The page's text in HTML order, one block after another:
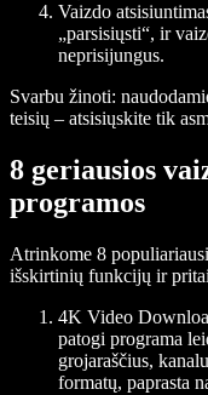
Vaizdo
„parsisiųsti“, ir
neprisijungus.
Svarbu žinoti:
teisių – atsisiųskite tik
8 geriausios
programos
Atrinkome 8
išskirtinių funkcijų ir
4K Video
patogi programa
grojaraščius,
formatų, paprasta